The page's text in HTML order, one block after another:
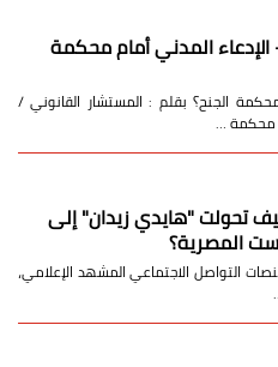
المدني أمام محكمة
الجنح؟ بقلم : المستشار القانوني /
محكمة …
تحولت "هايدي زيدان" إلى
المصرية؟
التواصل الاجتماعي المشهد الإعلامي،